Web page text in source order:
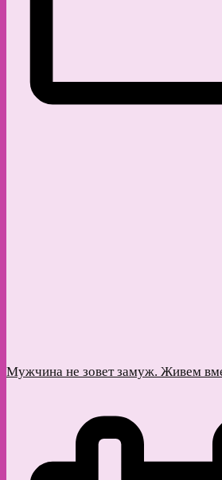
Мужчина не зовет замуж. Живем